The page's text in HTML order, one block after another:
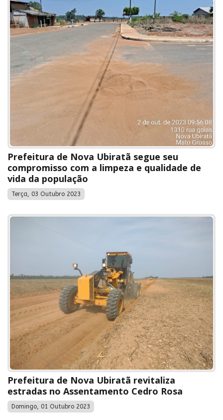
Prefeitura de Nova Ubiratã segue seu
compromisso com a limpeza e qualidade de
vida da população
Terça, 03 Outubro 2023
Prefeitura de Nova Ubiratã revitaliza
estradas no Assentamento Cedro Rosa
Domingo, 01 Outubro 2023